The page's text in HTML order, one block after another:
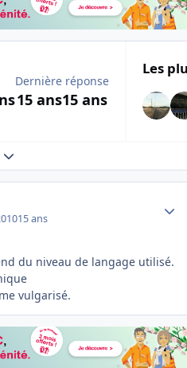
Dernière réponse
15 ans15 ans
Les
Expand topic overview
15 ans
du niveau de langage utilisé.
vulgarisé.